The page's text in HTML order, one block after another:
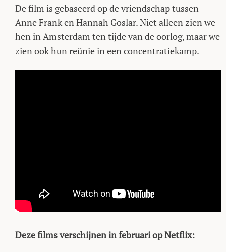
De film is gebaseerd op de vriendschap tussen
Anne Frank en Hannah Goslar. Niet alleen zien we
hen in Amsterdam ten tijde van de oorlog, maar we
zien ook hun reünie in een concentratiekamp.
Deze films verschijnen in februari op Netflix: